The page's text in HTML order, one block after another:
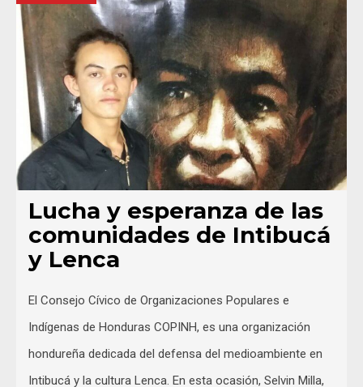
Lucha y esperanza de las
comunidades de Intibucá
y Lenca
El Consejo Cívico de Organizaciones Populares e
Indígenas de Honduras COPINH, es una organización
hondureña dedicada del defensa del medioambiente en
Intibucá y la cultura Lenca. En esta ocasión, Selvin Milla,